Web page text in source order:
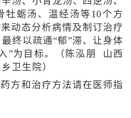
牡蛎汤、温经汤等10个方
动态分析病情及制订治疗
终以疏通“郁”滞、让身体
”为目标。（陈泓朋 山西
卫生院）
药方和治疗方法请在医师指